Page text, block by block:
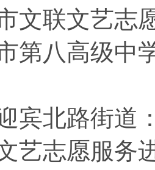
文联文艺志
第八高级中
宾北路街道
艺志愿服务